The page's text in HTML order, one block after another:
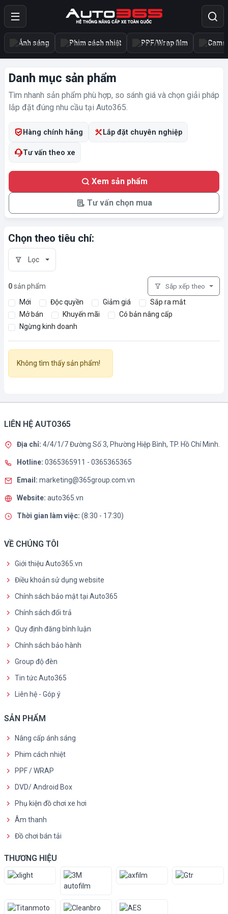
Ánh sáng Phim cách nhiệt PPF/Wrap film
Danh mục sản phẩm
Tìm nhanh sản phẩm phù hợp, so sánh giá và chọn giải pháp
lắp đặt đúng nhu cầu tại Auto365.
Hàng chính hãng Lắp đặt chuyên nghiệp
Tư vấn theo xe
Xem sản phẩm
Tư vấn chọn mua
Chọn theo tiêu chí:
Lọc
0sản phẩm
Mới
Độc quyền Giảm giá
Sắp ra mắt
Mở bán
Khuyến mãi
Có bản nâng cấp
Ngừng kinh doanh
Sắp xếp theo
Không tìm thấy sản phẩm!
LIÊN HỆ AUTO365
Địa chỉ: 4/4/1/7 Đường Số 3, Phường Hiệp Bình, TP. Hồ Chí Minh.
Hotline: 0365365911 - 0365365365
Email: marketing@365group.com.vn
Website: auto365.vn
Thời gian làm việc: (8:30 - 17:30)
VỀ CHÚNG TÔI
Giới thiệu Auto365.vn
Điều khoản sử dụng website
Chính sách bảo mật tại Auto365
Chính sách đổi trả
Quy định đăng bình luận
Chính sách bảo hành
Group độ đèn
Tin tức Auto365
Liên hệ - Góp ý
SẢN PHẨM
Nâng cấp ánh sáng
Phim cách nhiệt
PPF / WRAP
DVD/ Android Box
Phụ kiện đồ chơi xe hơi
Âm thanh
Đồ chơi bán tải
THƯƠNG HIỆU